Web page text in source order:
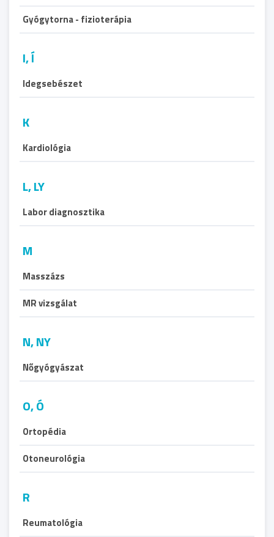
Gyógytorna - fizioterápia
I, Í
Idegsebészet
K
Kardiológia
L, LY
Labor diagnosztika
M
Masszázs
MR vizsgálat
N, NY
Nőgyógyászat
O, Ó
Ortopédia
Otoneurológia
R
Reumatológia